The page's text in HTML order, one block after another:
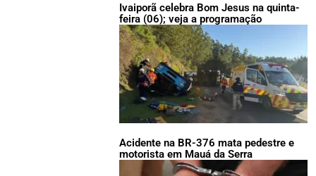
Ivaiporã celebra Bom Jesus na quinta-
feira (06); veja a programação
Acidente na BR-376 mata pedestre e
motorista em Mauá da Serra